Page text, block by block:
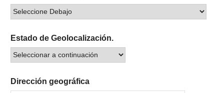
Estado de Geolocalización.
Dirección geográfica